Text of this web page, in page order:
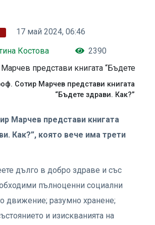
17 май 2024, 06:46
Костова
2390
Сотир Марчев представи книгата
“Бъдете здрави. Как?”
Марчев представи книгата
Как?”, която вече има трети
дълго в добро здраве и със
пълноценни социални
движение; разумно хранене;
и изискванията на